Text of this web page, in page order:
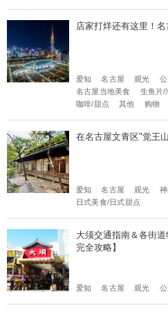
店家打烊还有这里！
爱知 名古屋 观光
名古屋当地美食
生鱼片/
咖啡/甜点
其他 购物
在名古屋文青区"觉王
爱知 名古屋 观光
日式美食/日式甜点
大须交通指南＆各街
完全攻略】
爱知 名古屋 观光